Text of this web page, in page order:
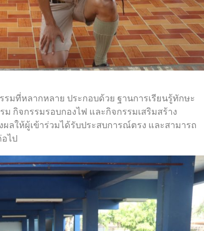
รมที่หลากหลาย ประกอบด้วย ฐานการเรียนรู้ทักษะ
กิจกรรมรอบกองไฟ และกิจกรรมเสริมสร้าง
ให้ผู้เข้าร่วมได้รับประสบการณ์ตรง และสามารถ
ไป